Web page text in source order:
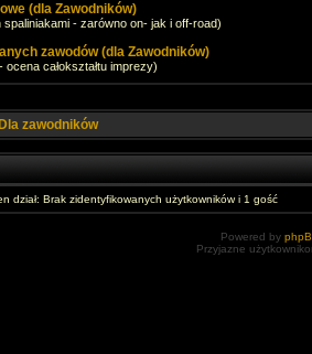
(dla Zawodników)
- zarówno on- jak i off-road)
zawodów (dla Zawodników)
całokształtu imprezy)
Dla zawodników
dział: Brak zidentyfikowanych użytkowników i 1 gość
Powered by
Przyjazne